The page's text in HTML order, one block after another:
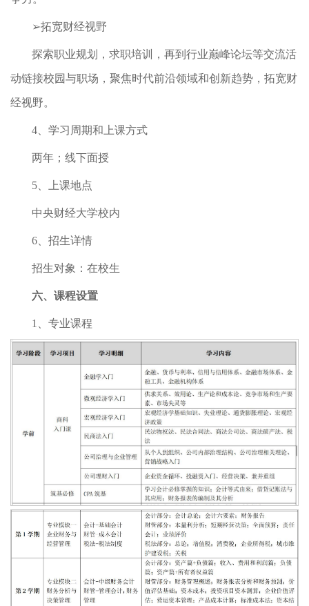
➢拓宽财经视野
探索职业规划，求职培训，再到行业巅峰论坛等交流活
动链接校园与职场，聚焦时代前沿领域和创新趋势，拓宽财
经视野。
4、学习周期和上课方式
两年；线下面授
5、上课地点
中央财经大学校内
6、招生详情
招生对象：在校生
六、课程设置
1、专业课程